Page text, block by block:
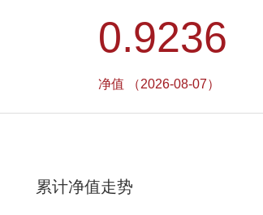
0.9236
净值 （2026-08-07）
累计净值走势